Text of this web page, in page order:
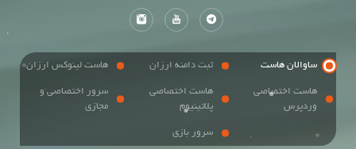
ساوالان هاست ثبت دامنه ارزان هاست لینوکس ارزان
هاست اختصاصی
وردپرس
هاست اختصاصی
پلاتینیوم
سرور اختصاصی و
مجازی
سرور بازی